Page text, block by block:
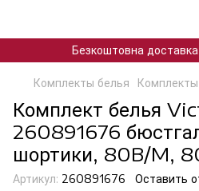
Безкоштовна доставка
Комплекты белья
Комплект белья
260891676
шортики, 80B/M,
Артикул: 260891676 Оставить